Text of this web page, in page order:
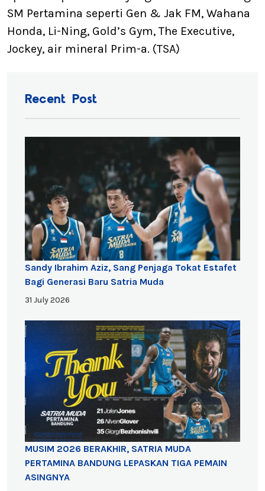
SM Pertamina seperti Gen & Jak FM, Wahana
Honda, Li-Ning, Gold’s Gym, The Executive,
Jockey, air mineral Prim-a. (TSA)
Recent Post
Sandy Ibrahim Aziz, Sang Penjaga Tokat Estafet
Bagi Generasi Baru Satria Muda
31 July 2026
MUSIM 2026 BERAKHIR, SATRIA MUDA
PERTAMINA BANDUNG LEPASKAN TIGA PEMAIN
ASINGNYA